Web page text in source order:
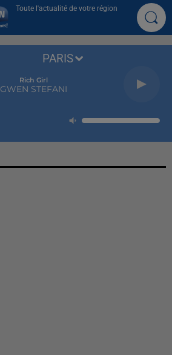
Toute l'actualité de votre région
Rich Girl
GWEN STEFANI
PARIS